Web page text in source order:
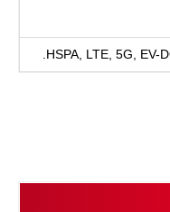
HSPA, LTE, 5G, EV-